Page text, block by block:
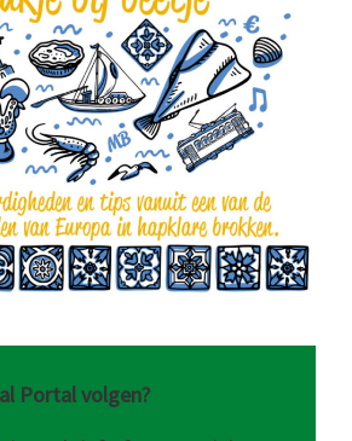
Portal volgen?